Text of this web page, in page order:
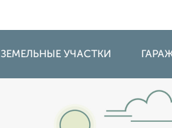
ЗЕМЕЛЬНЫЕ УЧАСТКИ